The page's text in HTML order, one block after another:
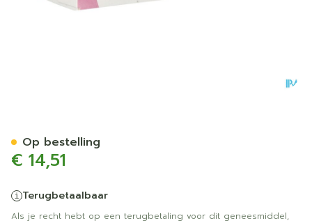
€ 14,51
Terugbetaalbaar
Als je recht hebt op een terugbetaling voor dit geneesmiddel,
Op bestelling